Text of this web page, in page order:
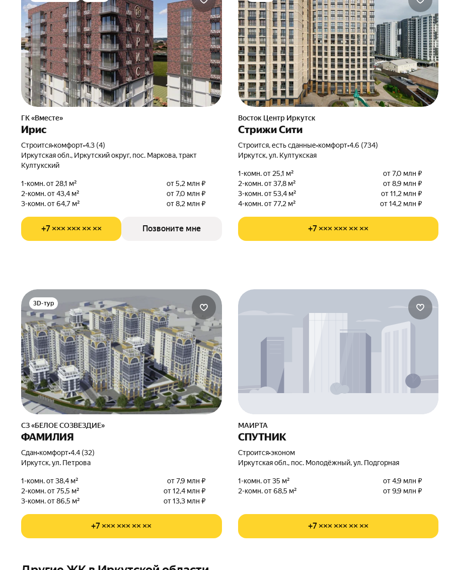
ГК «Вместе»
Ирис
Строится•комфорт•4.3 (4)
Иркутская обл., Иркутский округ, пос. Маркова, тракт
Култукский
1-комн. от 28,1 м²
от 5,2 млн ₽
2-комн. от 43,4 м²
от 7,0 млн ₽
3-комн. от 64,7 м²
от 8,2 млн ₽
+7 ××× ××× ×× ×× Позвоните мне
Восток Центр Иркутск
Стрижи Сити
Строится, есть сданные•комфорт•4.6 (734)
Иркутск, ул. Култукская
1-комн. от 25,1 м²
от 7,0 млн ₽
2-комн. от 37,8 м²
от 8,9 млн ₽
3-комн. от 53,4 м²
от 11,2 млн ₽
4-комн. от 77,2 м²
от 14,2 млн ₽
+7 ××× ××× ×× ××
3D-тур
СЗ «БЕЛОЕ СОЗВЕЗДИЕ»
ФАМИЛИЯ
Сдан•комфорт•4.4 (32)
Иркутск, ул. Петрова
1-комн. от 38,4 м²
от 7,9 млн ₽
2-комн. от 75,5 м²
от 12,4 млн ₽
3-комн. от 86,5 м²
от 13,3 млн ₽
+7 ××× ××× ×× ××
МАИРТА
СПУТНИК
Строится•эконом
Иркутская обл., пос. Молодёжный, ул. Подгорная
1-комн. от 35 м²
от 4,9 млн ₽
2-комн. от 68,5 м²
от 9,9 млн ₽
+7 ××× ××× ×× ××